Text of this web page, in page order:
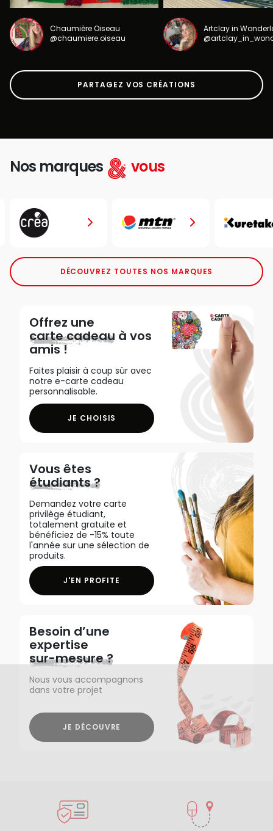
Chaumière Oiseau
@chaumiere.oiseau
Artclay in
PARTAGEZ VOS CRÉATIONS
Nos marques vous
DÉCOUVREZ TOUTES NOS MARQUES
Offrez une
carte cadeau à vos
amis !
Faites plaisir à coup sûr avec
notre e-carte cadeau
personnalisable.
JE CHOISIS
Vous êtes
étudiants ?
Demandez votre carte
privilège étudiant,
totalement gratuite et
bénéficiez de -15% toute
l'année sur une sélection de
produits.
J'EN PROFITE
Besoin d’une
expertise
sur-mesure ?
Nous vous accompagnons
dans votre projet
JE DÉCOUVRE